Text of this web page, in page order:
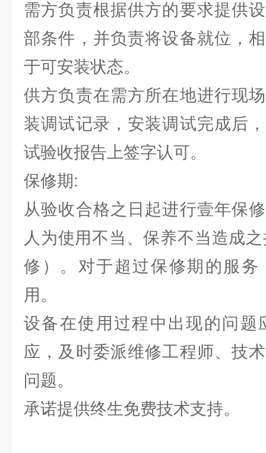
需方负责根据供方的要求提供
部条件，并负责将设备就位，
于可安装状态。
供方负责在需方所在地进行现
装调试记录，安装调试完成后
试验收报告上签字认可。
保修期:
从验收合格之日起进行壹年保
人为使用不当、保养不当造成
修）。对于超过保修期的服务
用。
设备在使用过程中出现的问题
应，及时委派维修工程师、技
问题。
承诺提供终生免费技术支持。